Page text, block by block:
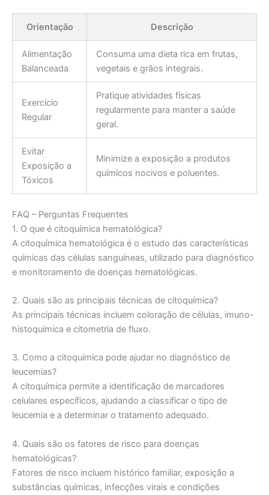
Orientação Descrição
Alimentação
Balanceada
Consuma uma dieta rica em frutas,
vegetais e grãos integrais.
Exercício
Regular
Pratique atividades físicas
regularmente para manter a saúde
geral.
Evitar
Exposição a
Tóxicos
Minimize a exposição a produtos
químicos nocivos e poluentes.
FAQ – Perguntas Frequentes
1. O que é citoquímica hematológica?
A citoquímica hematológica é o estudo das características
químicas das células sanguíneas, utilizado para diagnóstico
e monitoramento de doenças hematológicas.
2. Quais são as principais técnicas de citoquímica?
As principais técnicas incluem coloração de células, imuno-
histoquímica e citometria de fluxo.
3. Como a citoquímica pode ajudar no diagnóstico de
leucemias?
A citoquímica permite a identificação de marcadores
celulares específicos, ajudando a classificar o tipo de
leucemia e a determinar o tratamento adequado.
4. Quais são os fatores de risco para doenças
hematológicas?
Fatores de risco incluem histórico familiar, exposição a
substâncias químicas, infecções virais e condições